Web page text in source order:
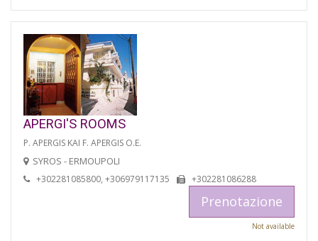
APERGI'S ROOMS
P. APERGIS KAI F. APERGIS O.E.
SYROS - ERMOUPOLI
+302281085800, +306979117135 +302281086288
Prenotazione
Not available